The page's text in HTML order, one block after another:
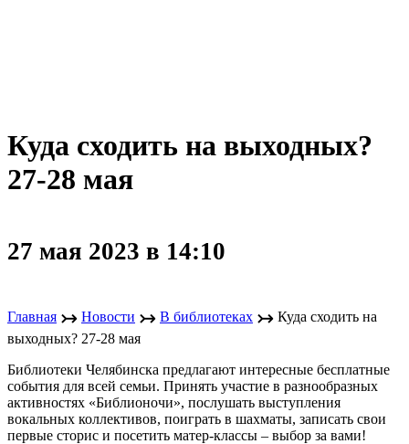
Куда сходить на выходных?
27-28 мая
27 мая 2023 в 14:10
Главная ↣ Новости ↣ В библиотеках ↣ Куда сходить на
выходных? 27-28 мая
Библиотеки Челябинска предлагают интересные бесплатные
события для всей семьи. Принять участие в разнообразных
активностях «Библионочи», послушать выступления
вокальных коллективов, поиграть в шахматы, записать свои
первые сторис и посетить матер-классы – выбор за вами!